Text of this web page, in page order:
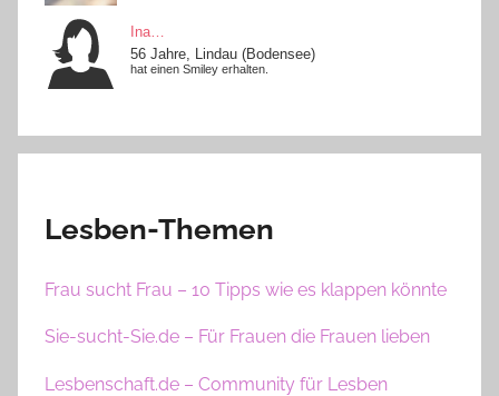
Lesben-Themen
Frau sucht Frau – 10 Tipps wie es klappen könnte
Sie-sucht-Sie.de – Für Frauen die Frauen lieben
Lesbenschaft.de – Community für Lesben